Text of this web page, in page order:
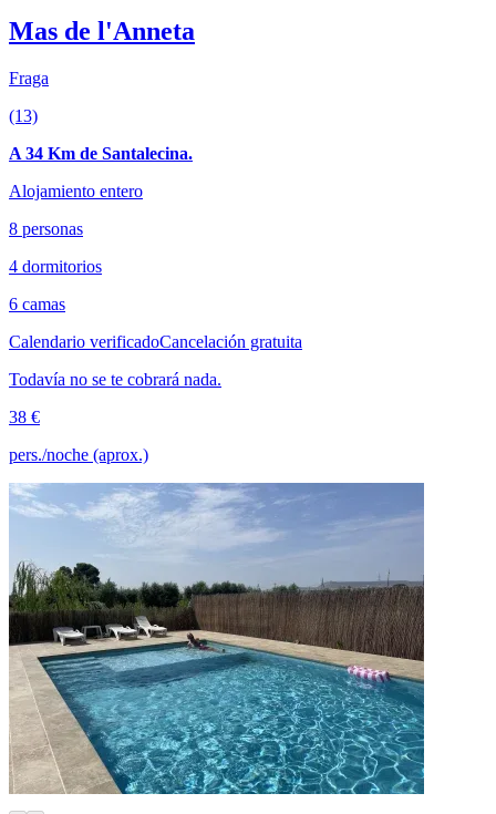
Mas de l'Anneta
Fraga
(13)
A 34 Km de Santalecina.
Alojamiento entero
8 personas
4 dormitorios
6 camas
Calendario verificadoCancelación gratuita
Todavía no se te cobrará nada.
38 €
pers./noche (aprox.)